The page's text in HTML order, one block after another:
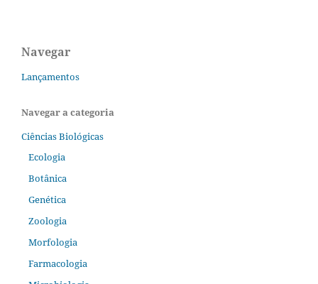
Navegar
Lançamentos
Navegar a categoria
Ciências Biológicas
Ecologia
Botânica
Genética
Zoologia
Morfologia
Farmacologia